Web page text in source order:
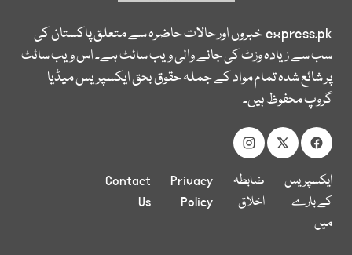
express.pkخبروں اور حالات حاضرہ سے متعلق پاکستان کی
سب سے زیادہ وزٹ کی جانے والی ویب سائٹ ہے۔ اس ویب سائٹ
پر شائع شدہ تمام مواد کے جملہ حقوق بحق ایکسپریس میڈیا
گروپ محفوظ ہیں۔
ایکسپریس
کے بارے
میں
ضابطہ
اخلاق
Privacy
Policy
Contact
Us